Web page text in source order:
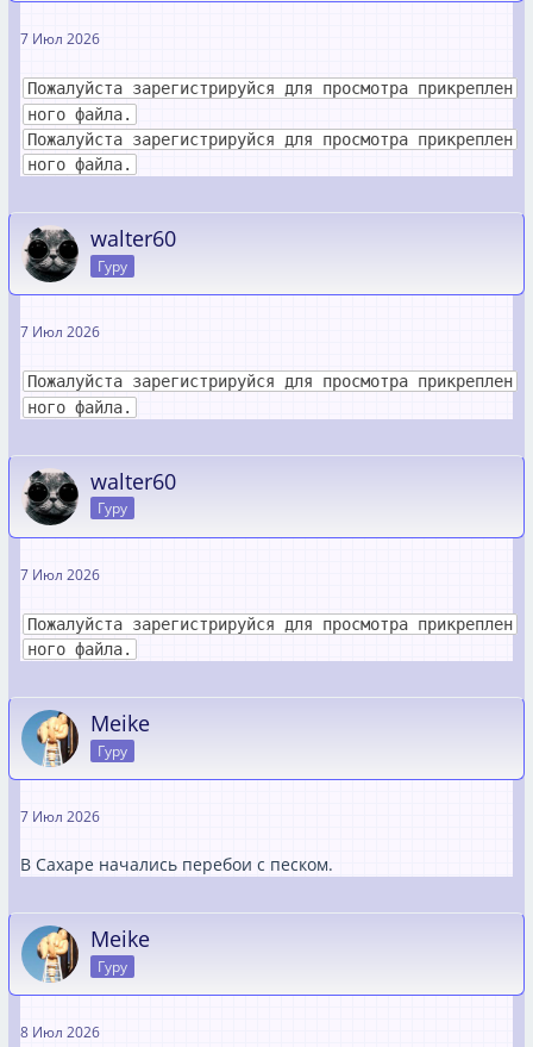
7 Июл 2026
Пожалуйста зарегистрируйся для просмотра прикреплен
ного файла.
Пожалуйста зарегистрируйся для просмотра прикреплен
ного файла.
walter60
Гуру
7 Июл 2026
Пожалуйста зарегистрируйся для просмотра прикреплен
ного файла.
walter60
Гуру
7 Июл 2026
Пожалуйста зарегистрируйся для просмотра прикреплен
ного файла.
Meike
Гуру
7 Июл 2026
В Сахаре начались перебои с песком.
Meike
Гуру
8 Июл 2026